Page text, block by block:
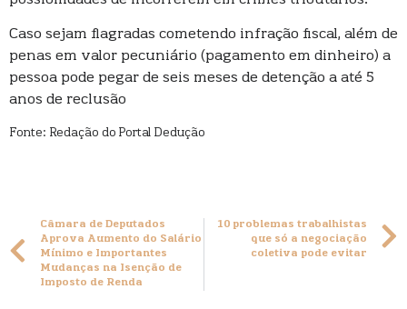
Caso sejam flagradas cometendo infração fiscal, além de
penas em valor pecuniário (pagamento em dinheiro) a
pessoa pode pegar de seis meses de detenção a até 5
anos de reclusão
Fonte: Redação do Portal Dedução
Câmara de Deputados
Aprova Aumento do Salário
Mínimo e Importantes
Mudanças na Isenção de
Imposto de Renda
10 problemas trabalhistas
que só a negociação
coletiva pode evitar